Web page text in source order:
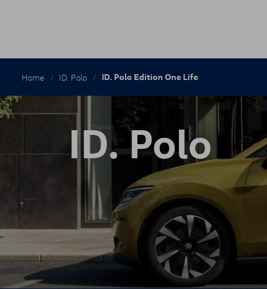
Home ID. Polo ID. Polo Edition One Life
ID. Polo